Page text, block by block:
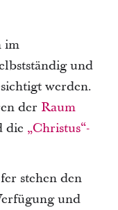
im
und
werden.
der Raum
die „Christus“-
stehen den
und